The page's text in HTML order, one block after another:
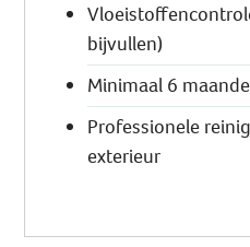
bijvullen)
Minimaal 6
Professionele
exterieur